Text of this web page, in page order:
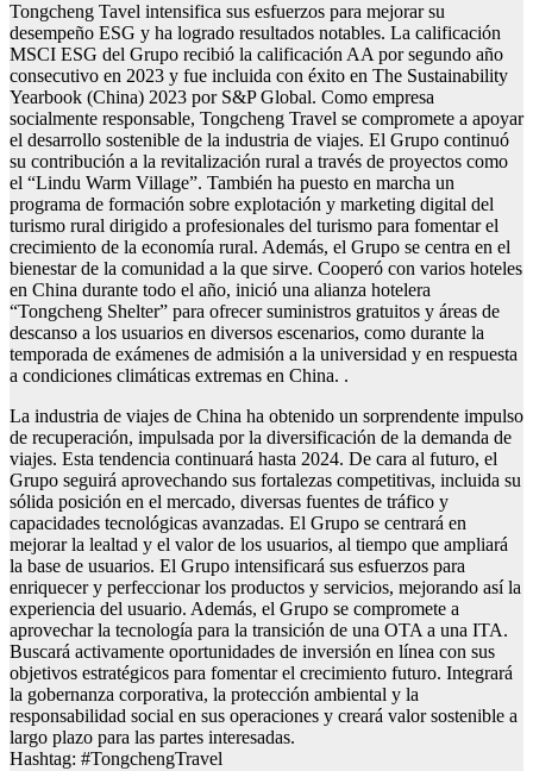
Tongcheng Tavel intensifica sus esfuerzos para mejorar su
desempeño ESG y ha logrado resultados notables. La calificación
MSCI ESG del Grupo recibió la calificación AA por segundo año
consecutivo en 2023 y fue incluida con éxito en The Sustainability
Yearbook (China) 2023 por S&P Global. Como empresa
socialmente responsable, Tongcheng Travel se compromete a apoyar
el desarrollo sostenible de la industria de viajes. El Grupo continuó
su contribución a la revitalización rural a través de proyectos como
el “Lindu Warm Village”. También ha puesto en marcha un
programa de formación sobre explotación y marketing digital del
turismo rural dirigido a profesionales del turismo para fomentar el
crecimiento de la economía rural. Además, el Grupo se centra en el
bienestar de la comunidad a la que sirve. Cooperó con varios hoteles
en China durante todo el año, inició una alianza hotelera
“Tongcheng Shelter” para ofrecer suministros gratuitos y áreas de
descanso a los usuarios en diversos escenarios, como durante la
temporada de exámenes de admisión a la universidad y en respuesta
a condiciones climáticas extremas en China. .
La industria de viajes de China ha obtenido un sorprendente impulso
de recuperación, impulsada por la diversificación de la demanda de
viajes. Esta tendencia continuará hasta 2024. De cara al futuro, el
Grupo seguirá aprovechando sus fortalezas competitivas, incluida su
sólida posición en el mercado, diversas fuentes de tráfico y
capacidades tecnológicas avanzadas. El Grupo se centrará en
mejorar la lealtad y el valor de los usuarios, al tiempo que ampliará
la base de usuarios. El Grupo intensificará sus esfuerzos para
enriquecer y perfeccionar los productos y servicios, mejorando así la
experiencia del usuario. Además, el Grupo se compromete a
aprovechar la tecnología para la transición de una OTA a una ITA.
Buscará activamente oportunidades de inversión en línea con sus
objetivos estratégicos para fomentar el crecimiento futuro. Integrará
la gobernanza corporativa, la protección ambiental y la
responsabilidad social en sus operaciones y creará valor sostenible a
largo plazo para las partes interesadas.
Hashtag: #TongchengTravel